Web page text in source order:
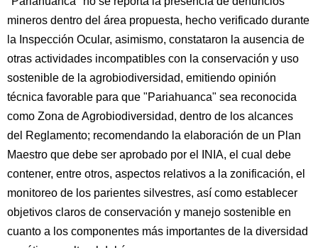
mineros dentro del área propuesta, hecho verificado durante
la Inspección Ocular, asimismo, constataron la ausencia de
otras actividades incompatibles con la conservación y uso
sostenible de la agrobiodiversidad, emitiendo opinión
técnica favorable para que "Pariahuanca" sea reconocida
como Zona de Agrobiodiversidad, dentro de los alcances
del Reglamento; recomendando la elaboración de un Plan
Maestro que debe ser aprobado por el INIA, el cual debe
contener, entre otros, aspectos relativos a la zonificación, el
monitoreo de los parientes silvestres, así como establecer
objetivos claros de conservación y manejo sostenible en
cuanto a los componentes más importantes de la diversidad